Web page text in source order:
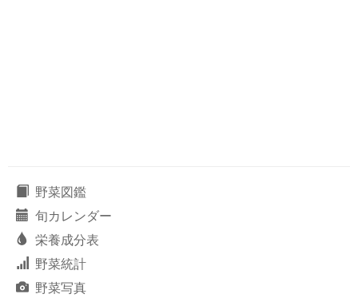
野菜図鑑
旬カレンダー
栄養成分表
野菜統計
野菜写真